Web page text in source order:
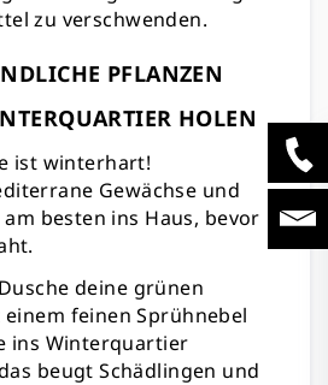
zu verschwenden.
PFLANZEN
HOLEN
ist winterhart!
Gewächse und
besten ins Haus, bevor
Dusche deine grünen
feinen Sprühnebel
ins Winterquartier
beugt Schädlingen und